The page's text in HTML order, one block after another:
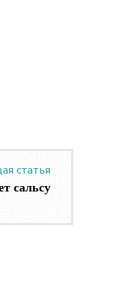
статья
сальсу